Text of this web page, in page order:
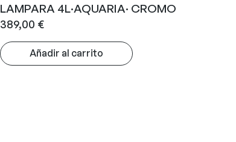
LAMPARA 4L·AQUARIA· CROMO
389,00 €
Añadir al carrito